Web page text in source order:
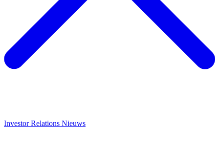
Investor Relations Nieuws